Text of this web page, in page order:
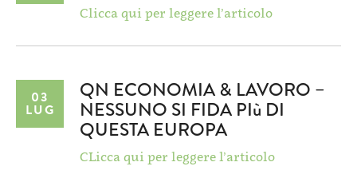
Clicca qui per leggere l’articolo
03
LUG
QN ECONOMIA & LAVORO –
NESSUNO SI FIDA PIù DI
QUESTA EUROPA
CLicca qui per leggere l’articolo